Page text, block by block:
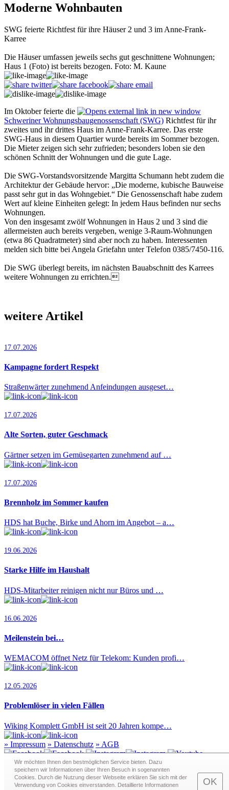
Moderne Wohnbauten
SWG feierte Richtfest für ihre Häuser 2 und 3 im Anne-Frank-
Karree
Die Häuser umfassen jeweils sechs gut geschnittene Wohnungen;
Haus 1 (Foto) ist bereits bezogen. Foto: M. Kaune
Im Oktober feierte die
Schweri­ner Wohnungsbaugenossenschaft (SWG) Richtfest für ihr
zweites und ihr drittes Haus im Anne-Frank-Karree. Das erste
SWG-Haus in diesem Quartier wurde bereits im Sommer bezogen.
Die Mieter zeigen sich sehr zufrieden; besonders loben sie den
schönen Schnitt der Wohnungen und die gute Lage.
Die SWG-Vorstandsvorsitzende Margitta Schumann hebt zudem die
Architektur der Gebäude hervor: „Die moderne, kubische Bauweise
passt sehr gut in das Wohngebiet.“ Die Genossenschaft habe zudem
Wert auf kleine Einheiten gelegt: In jedem Haus befinden nur sechs
Wohnungen.
Von den insgesamt zwölf Wohnungen in Haus 2 und 3 sind die
allermeisten auch bereits vergeben, wenige 3-Raum-Wohnungen
(etwa 86 Quadratmeter) sind aber noch zu haben. Interessenten
melden sich bitte bei Angela Griefahn unter Telefon 0385/7450-116.
Die SWG überlegt bereits, im nächs­ten Bauabschnitt des Karrees
weitere Wohnungen zu errichten.
weitere Artikel
17.07.2026
Kampagne fordert Respekt
Straßenwärter zunehmend Anfeindungen ausgeset…
17.07.2026
Alte Sorten, guter Geschmack
Gärtner setzen im Gemüsegarten zunehmend auf …
17.07.2026
Brennholz im Sommer kaufen
HDS hat Buche, Birke und Ahorn im Angebot – a…
19.06.2026
Starke Hilfe im Haushalt
HDS-Mitarbeiter reinigen nicht nur Büros und …
16.06.2026
Meilenstein bei…
WEMACOM öffnet Netz für Telekom: Kunden profi…
12.05.2026
Problemlöser in vielen Fällen
Wiking Komplett GmbH ist seit 20 Jahren kompe…
» Impressum » Datenschutz » AGB
Redaktion · Graf-Schack-Alle 8 · 19053 Schwerin
Wir möchten Ihnen den bestmöglichen Service bieten. Dazu
speichern wir Informationen über Ihren Besuch in sogenann­ten
Cookies. Durch die Nutzung dieser Webseite erklären Sie sich mit der
Verwendung von Cookies einverstanden. Detaillierte Informationen
OK